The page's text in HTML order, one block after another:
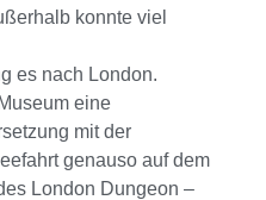
konnte viel
es nach London.
eine
mit der
genauso auf dem
London Dungeon –